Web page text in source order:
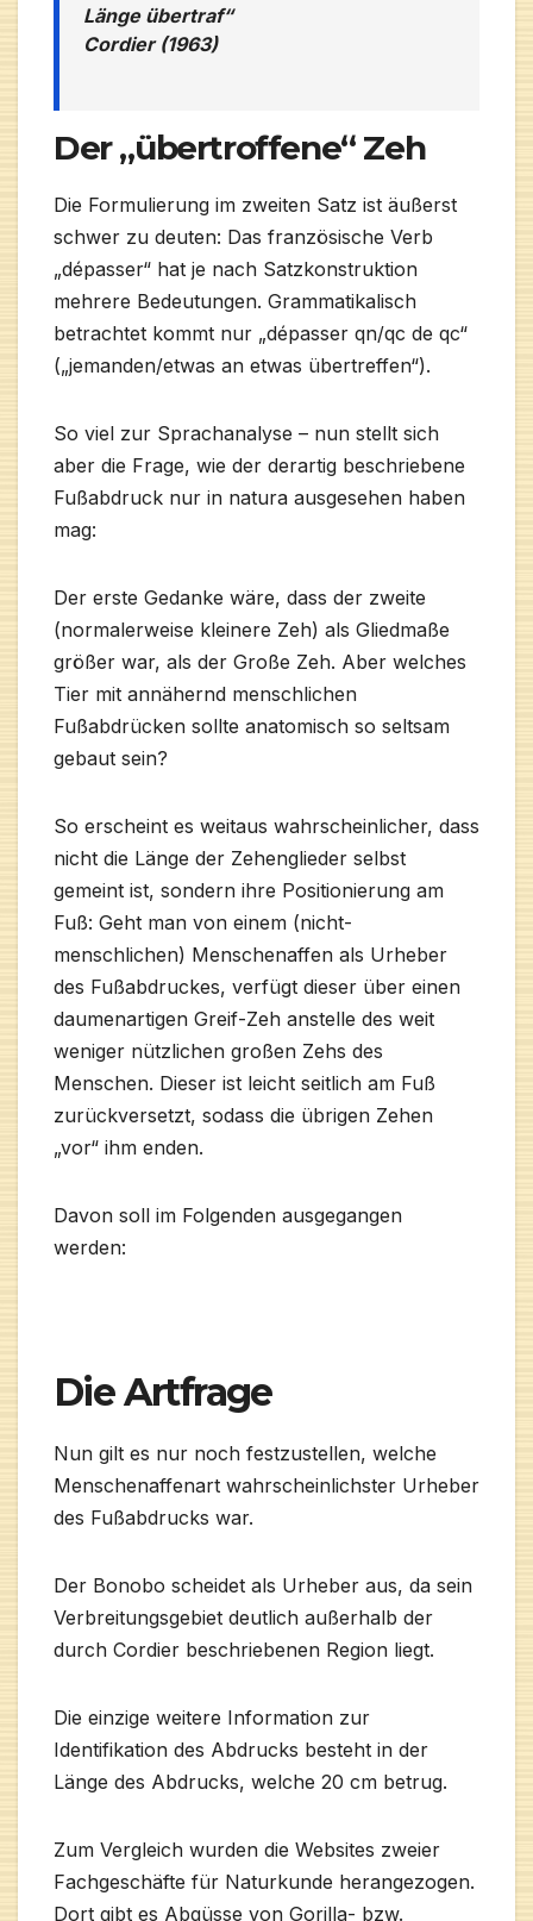
Länge übertraf“
Cordier (1963)
Der „übertroffene“ Zeh
Die Formulierung im zweiten Satz ist äußerst
schwer zu deuten: Das französische Verb
„dépasser“ hat je nach Satzkonstruktion
mehrere Bedeutungen. Grammatikalisch
betrachtet kommt nur „dépasser qn/qc de qc“
(„jemanden/etwas an etwas übertreffen“).
So viel zur Sprachanalyse – nun stellt sich
aber die Frage, wie der derartig beschriebene
Fußabdruck nur in natura ausgesehen haben
mag:
Der erste Gedanke wäre, dass der zweite
(normalerweise kleinere Zeh) als Gliedmaße
größer war, als der Große Zeh. Aber welches
Tier mit annähernd menschlichen
Fußabdrücken sollte anatomisch so seltsam
gebaut sein?
So erscheint es weitaus wahrscheinlicher, dass
nicht die Länge der Zehenglieder selbst
gemeint ist, sondern ihre Positionierung am
Fuß: Geht man von einem (nicht-
menschlichen) Menschenaffen als Urheber
des Fußabdruckes, verfügt dieser über einen
daumenartigen Greif-Zeh anstelle des weit
weniger nützlichen großen Zehs des
Menschen. Dieser ist leicht seitlich am Fuß
zurückversetzt, sodass die übrigen Zehen
„vor“ ihm enden.
Davon soll im Folgenden ausgegangen
werden:
Die Artfrage
Nun gilt es nur noch festzustellen, welche
Menschenaffenart wahrscheinlichster Urheber
des Fußabdrucks war.
Der Bonobo scheidet als Urheber aus, da sein
Verbreitungsgebiet deutlich außerhalb der
durch Cordier beschriebenen Region liegt.
Die einzige weitere Information zur
Identifikation des Abdrucks besteht in der
Länge des Abdrucks, welche 20 cm betrug.
Zum Vergleich wurden die Websites zweier
Fachgeschäfte für Naturkunde herangezogen.
Dort gibt es Abgüsse von Gorilla- bzw.